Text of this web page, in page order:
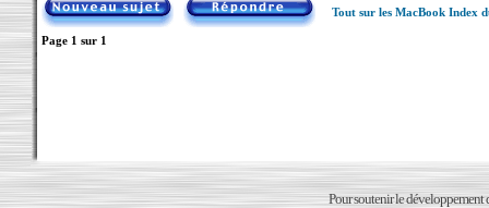
Tout sur les MacBook Index
Page 1 sur 1
Pour soutenir le développement